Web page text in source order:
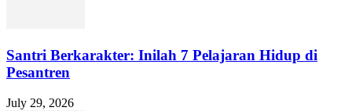
Santri Berkarakter: Inilah 7 Pelajaran Hidup di
Pesantren
July 29, 2026